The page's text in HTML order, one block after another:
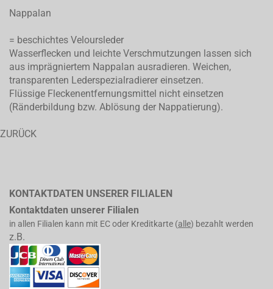
Nappalan
= beschichtes Veloursleder
Wasserflecken und leichte Verschmutzungen lassen sich
aus imprägniertem Nappalan ausradieren. Weichen,
transparenten Lederspezialradierer einsetzen.
Flüssige Fleckenentfernungsmittel nicht einsetzen
(Ränderbildung bzw. Ablösung der Nappatierung).
ZURÜCK
KONTAKTDATEN UNSERER FILIALEN
Kontaktdaten unserer Filialen
in allen Filialen kann mit EC oder Kreditkarte (alle) bezahlt werden
z.B.